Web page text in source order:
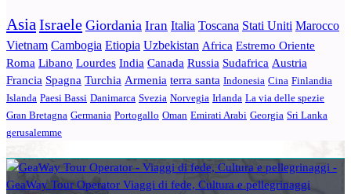
Asia Israele Giordania Iran Italia Toscana Stati Uniti Marocco
Vietnam Cambogia Etiopia Uzbekistan Africa Estremo Oriente
Roma Libano Lourdes India Canada Russia Sudafrica Austria
Francia Spagna Turchia Armenia terra santa Indonesia Cina Finlandia
Islanda Paesi Bassi Danimarca Svezia Norvegia Irlanda La via delle spezie
Gran Bretagna Germania Portogallo Oman Emirati Arabi Georgia Sri Lanka
gerusalemme